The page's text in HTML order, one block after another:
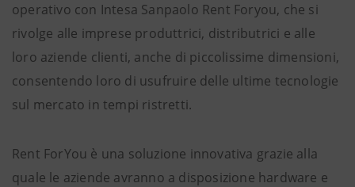
operativo con Intesa Sanpaolo Rent Foryou, che si
rivolge alle imprese produttrici, distributrici e alle
loro aziende clienti, anche di piccolissime dimensioni,
consentendo loro di usufruire delle ultime tecnologie
sul mercato in tempi ristretti.
Rent ForYou è una soluzione innovativa grazie alla
quale le aziende avranno a disposizione hardware e